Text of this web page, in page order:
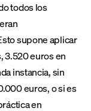
todos los
supone aplicar
3.520 euros en
instancia, sin
euros, o si es
en